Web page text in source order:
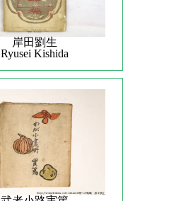
岸田劉生
Ryusei Kishida